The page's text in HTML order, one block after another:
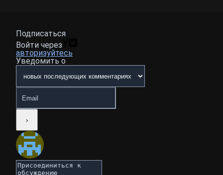
Подписаться
Войти через
авторизуйтесь
Уведомить о